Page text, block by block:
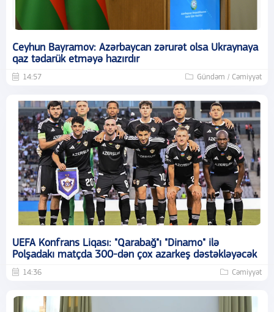
Ceyhun Bayramov: Azərbaycan zərurət olsa Ukraynaya
qaz tədarük etməyə hazırdır
14:57 Gündəm / Cəmiyyət
UEFA Konfrans Liqası: "Qarabağ"ı "Dinamo" ilə
Polşadakı matçda 300-dən çox azarkeş dəstəkləyəcək
14:36 Cəmiyyət